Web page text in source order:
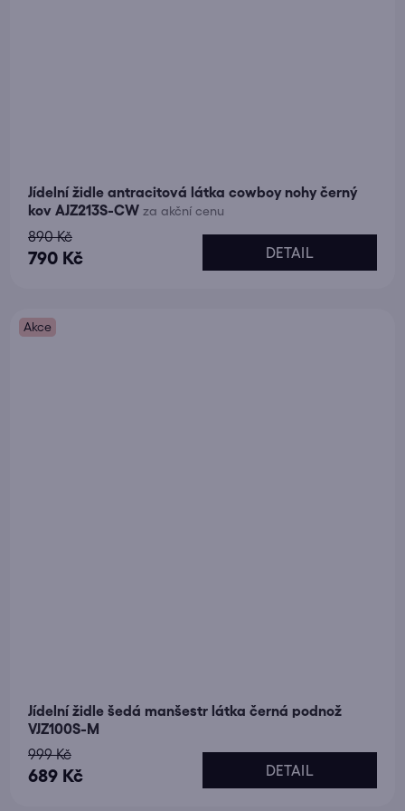
Jídelní židle antracitová látka cowboy nohy černý
kov AJZ213S-CW za akční cenu
790 Kč
890 Kč
DETAIL
Akce
Jídelní židle šedá manšestr látka černá podnož
VJZ100S-M
689 Kč
999 Kč
DETAIL